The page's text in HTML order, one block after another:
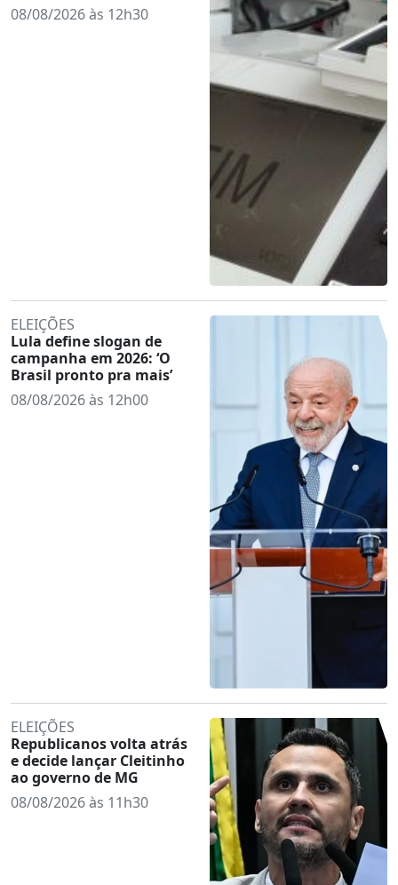
08/08/2026 às 12h30
ELEIÇÕES
Lula define slogan de
campanha em 2026: ‘O
Brasil pronto pra mais’
08/08/2026 às 12h00
ELEIÇÕES
Republicanos volta atrás
e decide lançar Cleitinho
ao governo de MG
08/08/2026 às 11h30